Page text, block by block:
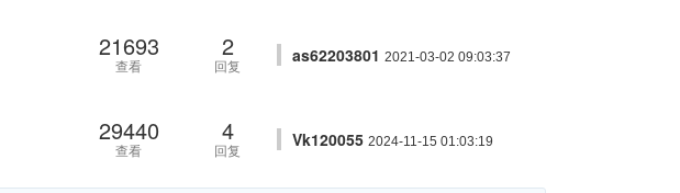
21693
查看
2
回复
as62203801 2021-03-02 09:03:37
29440
查看
4
回复
Vk120055 2024-11-15 01:03:19